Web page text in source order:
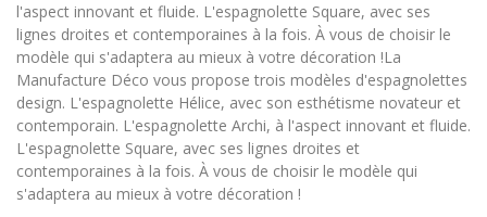
l'aspect innovant et fluide. L'espagnolette Square, avec ses
lignes droites et contemporaines à la fois. À vous de choisir le
modèle qui s'adaptera au mieux à votre décoration !La
Manufacture Déco vous propose trois modèles d'espagnolettes
design. L'espagnolette Hélice, avec son esthétisme novateur et
contemporain. L'espagnolette Archi, à l'aspect innovant et fluide.
L'espagnolette Square, avec ses lignes droites et
contemporaines à la fois. À vous de choisir le modèle qui
s'adaptera au mieux à votre décoration !